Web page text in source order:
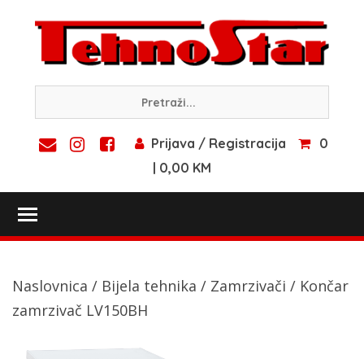
content
Prijava / Registracija
0
| 0,00 KM
Naslovnica / Bijela tehnika / Zamrzivači / Končar
zamrzivač LV150BH